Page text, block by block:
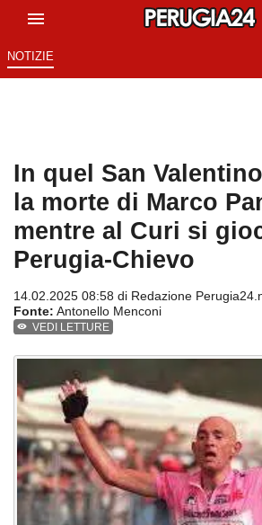
NOTIZIE
In quel San
la morte di Marco
mentre al Curi si
Perugia-Chievo
14.02.2025 08:58 di Redazione
Fonte: Antonello Menconi
VEDI LETTURE